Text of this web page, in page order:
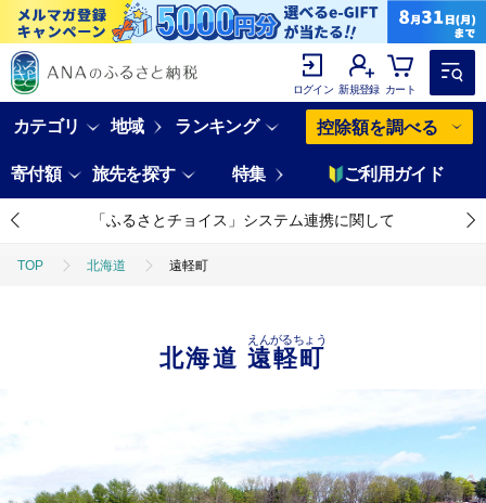
ログイン 新規登録 カート
カテゴリ 地域 ランキング 控除額を調べる
寄付額 旅先を探す 特集 ご利用ガイド
「ふるさとチョイス」システム連携に関して
TOP 北海道 遠軽町
北海道遠軽町
えんがるちょう